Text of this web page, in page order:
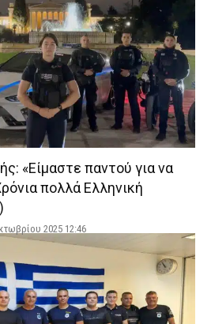
«Είμαστε παντού για να
πολλά Ελληνική
2025 12:46